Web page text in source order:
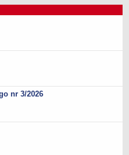
nr 3/2026